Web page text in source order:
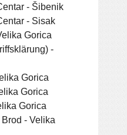
- Šibenik
- Sisak
Gorica
-
Gorica
Gorica
Gorica
- Velika